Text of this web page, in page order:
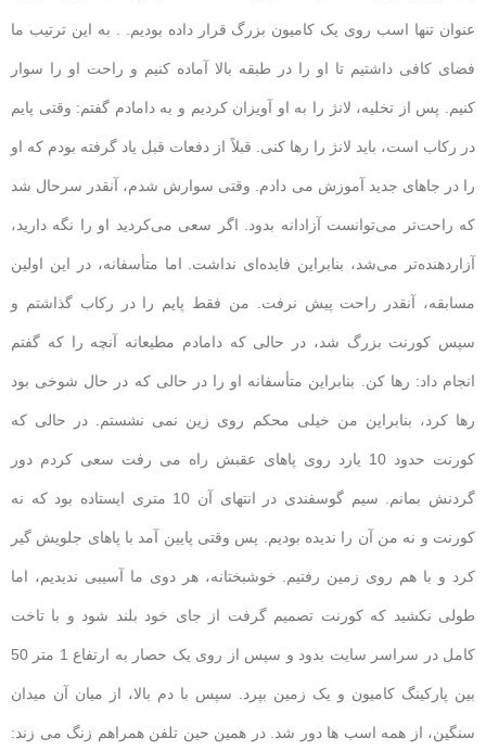
عنوان تنها اسب روی یک کامیون بزرگ قرار داده بودیم. . به این ترتیب ما
فضای کافی داشتیم تا او را در طبقه بالا آماده کنیم و راحت او را سوار
کنیم. پس از تخلیه، لانژ را به او آویزان کردیم و به دامادم گفتم: وقتی پایم
در رکاب است، باید لانژ را رها کنی. قبلاً از دفعات قبل یاد گرفته بودم که او
را در جاهای جدید آموزش می دادم. وقتی سوارش شدم، آنقدر سرحال شد
که راحت‌تر می‌توانست آزادانه بدود. اگر سعی می‌کردید او را نگه دارید،
آزاردهنده‌تر می‌شد، بنابراین فایده‌ای نداشت. اما متأسفانه، در این اولین
مسابقه، آنقدر راحت پیش نرفت. من فقط پایم را در رکاب گذاشتم و
سپس کورنت بزرگ شد، در حالی که دامادم مطیعانه آنچه را که گفتم
انجام داد: رها کن. بنابراین متأسفانه او را در حالی که در حال شوخی بود
رها کرد، بنابراین من خیلی محکم روی زین نمی نشستم. در حالی که
کورنت حدود 10 یارد روی پاهای عقبش راه می رفت سعی کردم دور
گردنش بمانم. سیم گوسفندی در انتهای آن 10 متری ایستاده بود که نه
کورنت و نه من آن را ندیده بودیم. پس وقتی پایین آمد با پاهای جلویش گیر
کرد و با هم روی زمین رفتیم. خوشبختانه، هر دوی ما آسیبی ندیدیم، اما
طولی نکشید که کورنت تصمیم گرفت از جای خود بلند شود و با تاخت
کامل در سراسر سایت بدود و سپس از روی یک حصار به ارتفاع 1 متر 50
بین پارکینگ کامیون و یک زمین بپرد. سپس با دم بالا، از میان آن میدان
سنگین، از همه اسب ها دور شد. در همین حین تلفن همراهم زنگ می زند: